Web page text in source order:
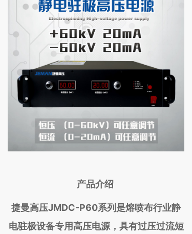
产品介绍
捷曼高压JMDC-P60系列是熔喷布行业静
电驻极设备专用高压电源，具有过压过流短